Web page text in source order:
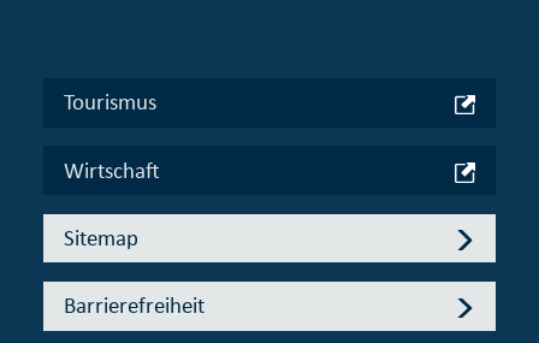
Tourismus
Wirtschaft
Sitemap
Barrierefreiheit